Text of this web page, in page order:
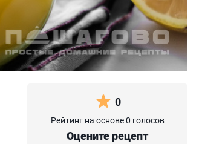
0
Рейтинг на основе 0 голосов
Оцените рецепт